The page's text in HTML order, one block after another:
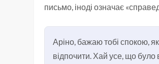
письмо, іноді означає
Аріно, бажаю тобі спокою,
відпочити. Хай усе, що